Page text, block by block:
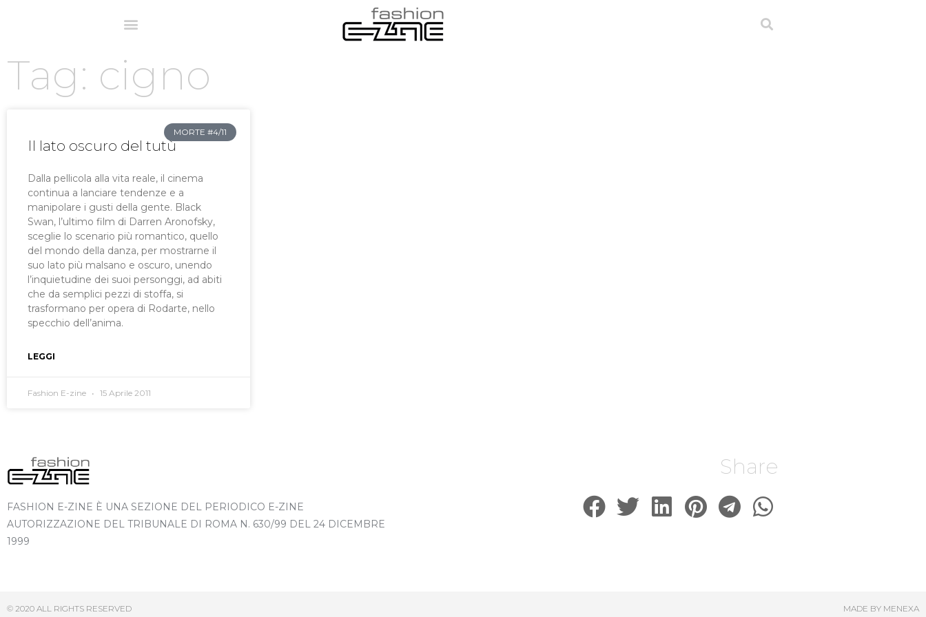
Tag: cigno
MORTE #4/11
Il lato oscuro del tutù
Dalla pellicola alla vita reale, il cinema
continua a lanciare tendenze e a
manipolare i gusti della gente. Black
Swan, l’ultimo film di Darren Aronofsky,
sceglie lo scenario più romantico, quello
del mondo della danza, per mostrarne il
suo lato più malsano e oscuro, unendo
l’inquietudine dei suoi personggi, ad abiti
che da semplici pezzi di stoffa, si
trasformano per opera di Rodarte, nello
specchio dell’anima.
LEGGI
Fashion E-zine 15 Aprile 2011
FASHION E-ZINE È UNA SEZIONE DEL PERIODICO E-ZINE
AUTORIZZAZIONE DEL TRIBUNALE DI ROMA N. 630/99 DEL 24 DICEMBRE
1999
Share
© 2020 ALL RIGHTS RESERVED​ MADE BY MENEXA